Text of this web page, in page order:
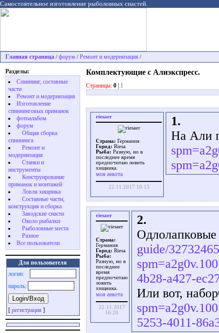
Самостоятельное изготовление рыболовных снастей.
Главная страница / форум / Ремонт и модернизация /
Разделы:
Спиннинг, составные
части
Ремонт и модернизация
Изготовление
спиннинговых приманок
фотоальбом
форум
Общая сборка
спиннинга
Ремонт и
модернизация
Станки и
инструменты
Конструирование
приманок и монтажей
Ловля хищника
Cоставные части,
конструкция и сборка
Заводские снасти
Около рыбалки
Рыболовные места
Разное
Все пользователи
Для пользователя
логин:
пароль:
[ регистрация ]
Комплектующие с Алиэкспресс.
Страницы: 0 | 1
riesaer
Страна: Германия
Город: Riesa
Рыба: Разную, но в
последнее время
предпочитаю ловить
хищника.
моя анкета
22.11.2017 16:15
1.
На Али
riesaer
Страна:
Германия
Город: Riesa
Рыба:
Разную, но в
последнее
время
предпочитаю
ловить
хищника.
моя анкета
22.11.2017
16:20
2.
Одлолапковые
guide/
4b28-a427-
Или вот,
5253-4011-